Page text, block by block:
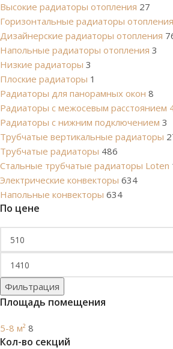
Высокие радиаторы отопления 27
Горизонтальные радиаторы отопления
Дизайнерские радиаторы отопления
Напольные радиаторы отопления 3
Низкие радиаторы 3
Плоские радиаторы 1
Радиаторы для панорамных окон 8
Радиаторы с межосевым расстоянием
Радиаторы с нижним подключением 3
Трубчатые вертикальные радиаторы
Трубчатые радиаторы 486
Cтальные трубчатые радиаторы Loten
Электрические конвекторы 634
Напольные конвекторы 634
По цене
Фильтрация
Площадь помещения
5-8 м² 8
Кол-во секций